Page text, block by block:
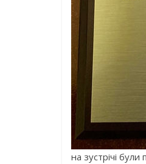
на зустрічі були